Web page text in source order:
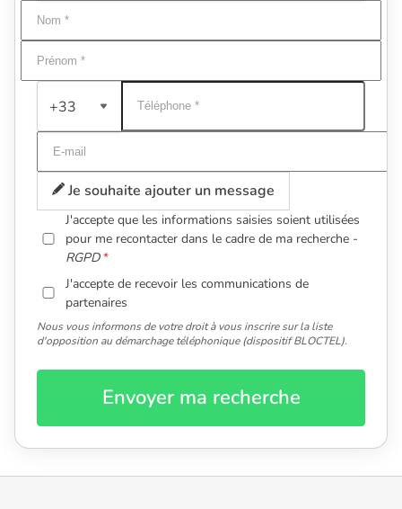
+33
Je souhaite ajouter un message
J'accepte que les informations saisies soient utilisées
pour me recontacter dans le cadre de ma recherche -
RGPD
J'accepte de recevoir les communications de
partenaires
Nous vous informons de votre droit à vous inscrire sur la liste
d'opposition au démarchage téléphonique (dispositif BLOCTEL).
Envoyer ma recherche